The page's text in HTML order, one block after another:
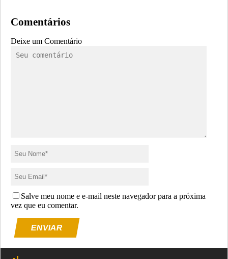
Comentários
Deixe um Comentário
Salve meu nome e e-mail neste navegador para a próxima
vez que eu comentar.
ENVIAR